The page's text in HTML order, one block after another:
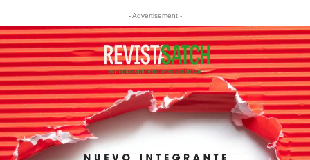
- Advertisement -